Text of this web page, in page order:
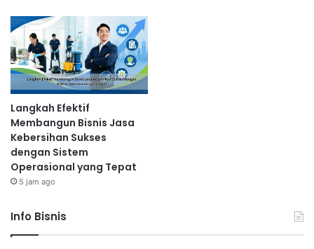
Langkah Efektif
Membangun Bisnis Jasa
Kebersihan Sukses
dengan Sistem
Operasional yang Tepat
5 jam ago
Info Bisnis